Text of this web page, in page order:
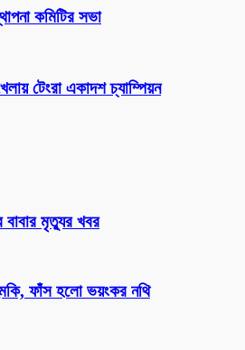
কমিটির সভা
টেংরা একাদশ চ্যাম্পিয়ন
বাবার মৃত্যুর খবর
ফাঁস হলো ভয়ংকর নথি